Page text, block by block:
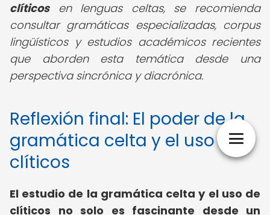
clíticosen lenguas celtas, se recomienda
consultar gramáticas especializadas, corpus
lingüísticos y estudios académicos recientes
que aborden esta temática desde una
perspectiva sincrónica y diacrónica.
Reflexión final: El poder de la
gramática celta y el uso de
clíticos
El estudio de la gramática celta y el uso de
clíticos no solo es fascinante desde un